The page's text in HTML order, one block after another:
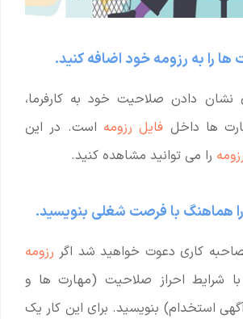
نشان دادن صلاحیت خود به کارفرما،
ها داخل فایل رزومه است. در این
را می توانید مشاهده کنید.
کاری دعوت خواهید شد اگر رزومه
شرایط احراز صلاحیت (مهارت ها و
استخدام) بنویسید. برای این کار یک